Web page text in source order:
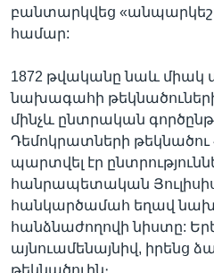
բանտարկվեց
համար:
1872 թվականը նաև միակ
նախագահի
մինչև ընտրական
Դեմոկրատների թեկնածու
պարտվել էր
հանրապետական
հանկարծամահ եղավ
հանձնաժողովի նիստը:
այնուամենայնիվ, իրենց
թեկնածուին։